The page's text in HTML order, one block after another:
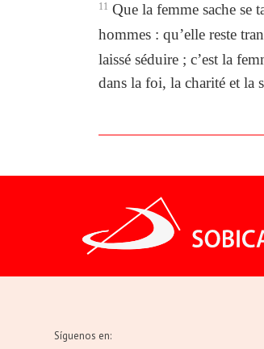
11 Que la femme sache se
hommes : qu’elle reste
laissé séduire ; c’est la
dans la foi, la charité et la
Síguenos en: